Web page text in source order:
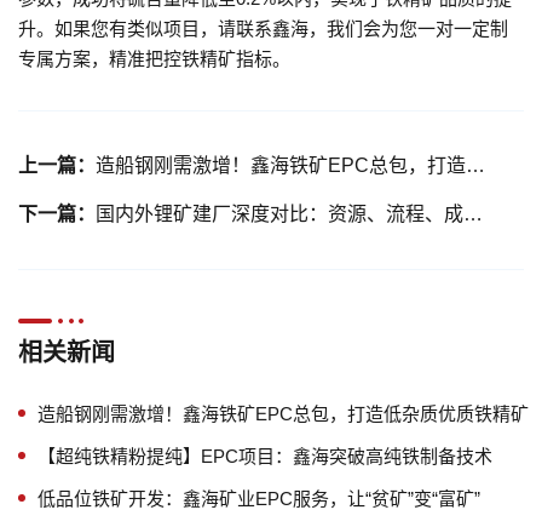
升。如果您有类似项目，请联系鑫海，我们会为您一对一定制
专属方案，精准把控铁精矿指标。
上一篇： 造船钢刚需激增！鑫海铁矿EPC总包，打造低杂质优质铁精矿
下一篇： 国内外锂矿建厂深度对比：资源、流程、成本与投资风险解析
相关新闻
造船钢刚需激增！鑫海铁矿EPC总包，打造低杂质优质铁精矿
【超纯铁精粉提纯】EPC项目：鑫海突破高纯铁制备技术
低品位铁矿开发：鑫海矿业EPC服务，让“贫矿”变“富矿”